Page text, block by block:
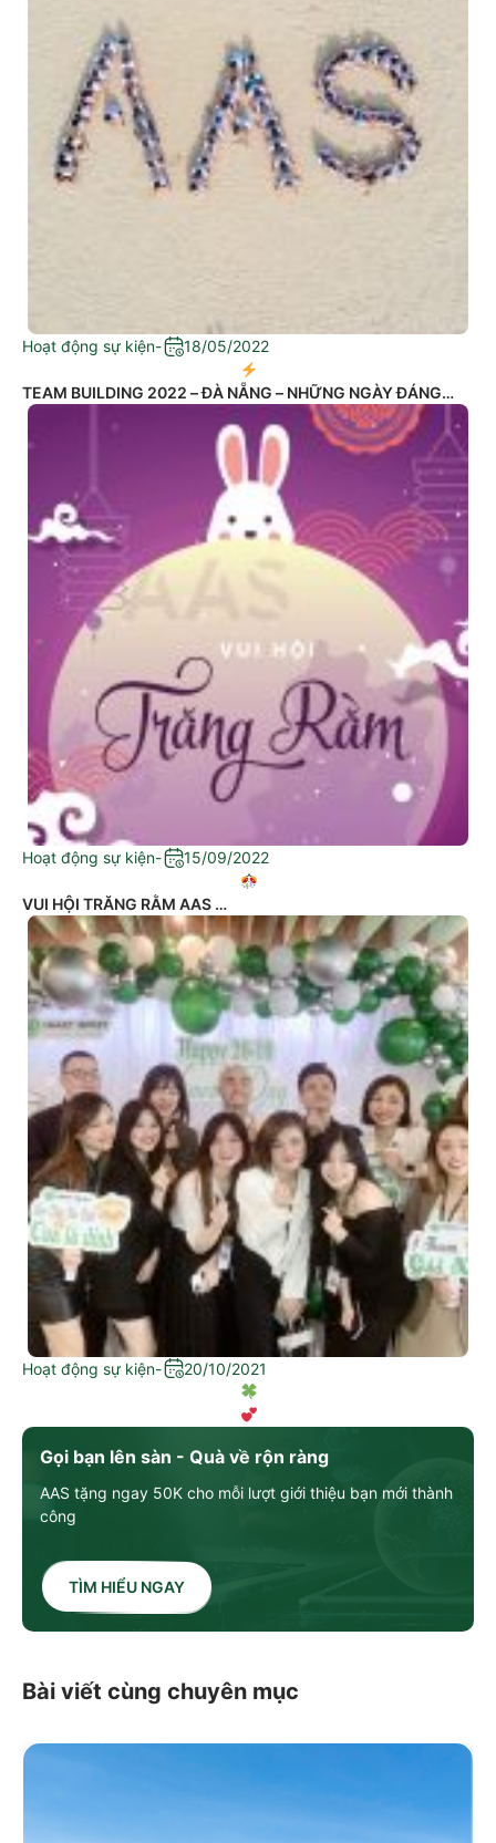
Gọi bạn lên sàn - Quà về rộn ràng
AAS tặng ngay 50K cho mỗi lượt giới thiệu bạn mới thành
công
TÌM HIỂU NGAY
Hoạt động sự kiện- 18/05/2022
TEAM BUILDING 2022 – ĐÀ NẴNG – NHỮNG NGÀY ĐÁNG
NHỚ
Hoạt động sự kiện- 15/09/2022
VUI HỘI TRĂNG RẰM AAS
Hoạt động sự kiện- 20/10/2021
SMARTINVEST CHÚC MỪNG NGÀY PHỤ NỮ VIỆT NAM 20/10
Bài viết cùng chuyên mục